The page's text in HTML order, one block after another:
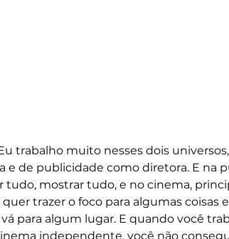
trabalho muito nesses dois
e de publicidade como diretora. E na
mostrar tudo, e no cinema,
trazer o foco para algumas coisas
para algum lugar. E quando você
independente, você não